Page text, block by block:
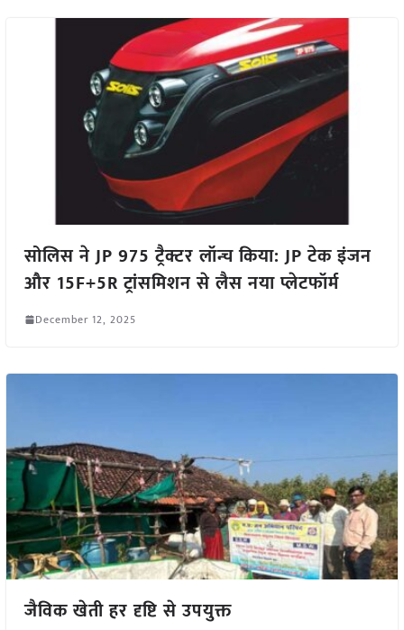
सोलिस ने JP 975 ट्रैक्टर लॉन्च किया: JP टेक इंजन
और 15F+5R ट्रांसमिशन से लैस नया प्लेटफॉर्म
December 12, 2025
जैविक खेती हर दृष्टि से उपयुक्त